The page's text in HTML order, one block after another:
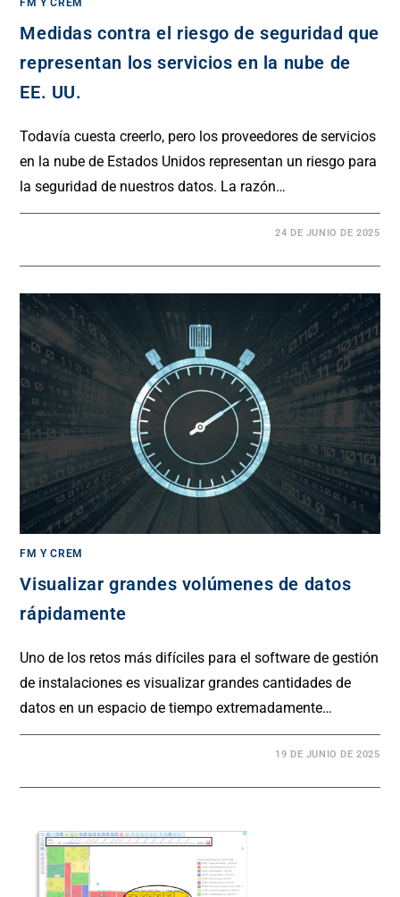
Medidas contra el riesgo de seguridad que
representan los servicios en la nube de
EE. UU.
Todavía cuesta creerlo, pero los proveedores de servicios
en la nube de Estados Unidos representan un riesgo para
la seguridad de nuestros datos. La razón…
24 DE JUNIO DE 2025
FM Y CREM
Visualizar grandes volúmenes de datos
rápidamente
Uno de los retos más difíciles para el software de gestión
de instalaciones es visualizar grandes cantidades de
datos en un espacio de tiempo extremadamente…
19 DE JUNIO DE 2025